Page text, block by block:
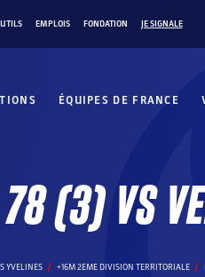
EMPLOIS FONDATION JE SIGNALE
ÉQUIPES DE FRANCE
78 (3) VS
YVELINES +16M 2EME DIVISION TERRITORIALE